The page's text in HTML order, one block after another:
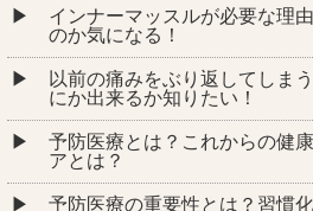
インナーマッスルが必要な理
のか気になる！
以前の痛みをぶり返してしま
にか出来るか知りたい！
予防医療とは？これからの健
アとは？
予防医療の重要性とは？習慣